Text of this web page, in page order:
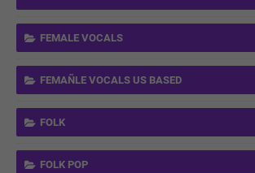
FEMALE VOCALS
FEMAÑLE VOCALS US BASED
FOLK
FOLK POP